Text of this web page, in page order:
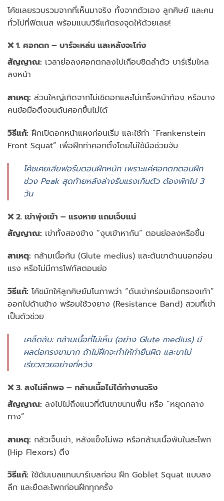
โค้ชเลยรวบรวมจากที่เห็นมาจริง ทั้งจากตัวเอง ลูกศิษย์ และคน
ทั่วไปที่ฟิตเนส พร้อมแนบวิธีแก้ตรงจุดให้ด้วยเลย!
❌ 1. ศอกตก – บาร์จะหล่น และหลังจะโก่ง
สัญญาณ: เวลาย่อลงศอกตกลงไปเกือบชิดลำตัว บาร์เริ่มไหล
ลงหน้า
สาเหตุ: ส่วนใหญ่เกิดจากไม่เชิดอกและไม่เกร็งหน้าท้อง หรือบาง
คนข้อมือตึงจนดันศอกขึ้นไม่ได้
วิธีแก้: ฝึกเปิดอกหน้าแผงก่อนเริ่ม และใช้ท่า “Frankenstein
Front Squat” เพื่อฝึกท่าศอกตั้งโดยไม่ใช้มือช่วยจับ
โค้ชเคยเสียฟอร์มตอนฝึกหนัก เพราะแค่ศอกตกตอนฝึก
ช่วง Peak สุดท้ายหลังล่างรับแรงเกินตัว ต้องพักไป 3
วัน
❌ 2. เข่าพุ่งเข้า – แรงหาย แถมเจ็บแน่
สัญญาณ: เข่าทั้งสองข้าง “งุบเข้าหากัน” ตอนย่อลงหรือขึ้น
สาเหตุ: กล้ามเนื้อก้น (Glute medius) และต้นขาด้านนอกอ่อน
แรง หรือไม่มีการโฟกัสตอนย่อ
วิธีแก้: โค้ชมักให้ลูกศิษย์มโนภาพว่า “ดันเข่าคร่อมเชือกรองเท้า”
ออกไปด้านข้าง พร้อมใช้วงยาง (Resistance Band) สวมที่เข่า
เป็นตัวช่วย
เคล็ดลับ: กล้ามเนื้อที่ไม่เห็น (อย่าง Glute medius) มี
ผลต่อทรงขามาก ถ้าไม่ฝึกจะทำให้ท่ายืนผิด และขาไม่
เรียวสวยอย่างที่หวัง
❌ 3. ลงไม่ลึกพอ – กล้ามเนื้อไม่ได้ทำงานจริง
สัญญาณ: ลงไปไม่ถึงแนวที่ต้นขาขนานพื้น หรือ “หยุดกลาง
ทาง”
สาเหตุ: กลัวเจ็บเข่า, หลังแข็งไม่พอ หรือกล้ามเนื้อพับในสะโพก
(Hip Flexors) ตึง
วิธีแก้: ใช้ดัมเบลแทนบาร์เบลก่อน ฝึก Goblet Squat แบบลง
ลึก และยืดสะโพกก่อนฝึกทุกครั้ง